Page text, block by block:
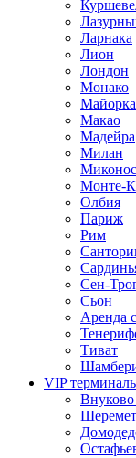
Ларнака
Лион
Лондон
Монако
Майорка
Макао
Мадейра
Милан
Миконос
Монте-
Олбия
Париж
Рим
Сен-
Сьон
Аренда
Тиват
VIP